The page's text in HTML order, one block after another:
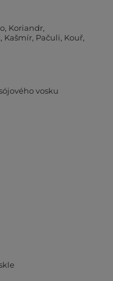
Koriandr
Kašmír Pačuli Kouř
vosku